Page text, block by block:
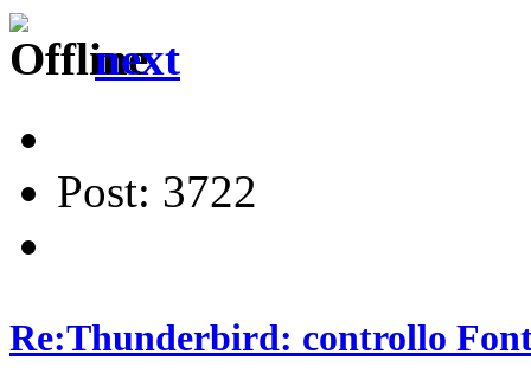
next
Post: 3722
Re:Thunderbird: controllo